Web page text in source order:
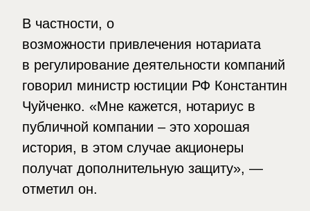
В частности, о
возможности привлечения нотариата
в регулирование деятельности компаний
говорил министр юстиции РФ Константин
Чуйченко. «Мне кажется, нотариус в
публичной компании – это хорошая
история, в этом случае акционеры
получат дополнительную защиту», —
отметил он.